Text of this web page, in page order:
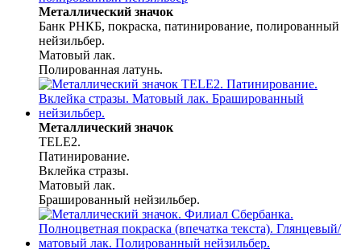
Металлический значок
Банк РНКБ, покраска, патинирование, полированный
нейзильбер.
Матовый лак.
Полированная латунь.
Металлический значок
TELE2.
Патинирование.
Вклейка стразы.
Матовый лак.
Брашированный нейзильбер.